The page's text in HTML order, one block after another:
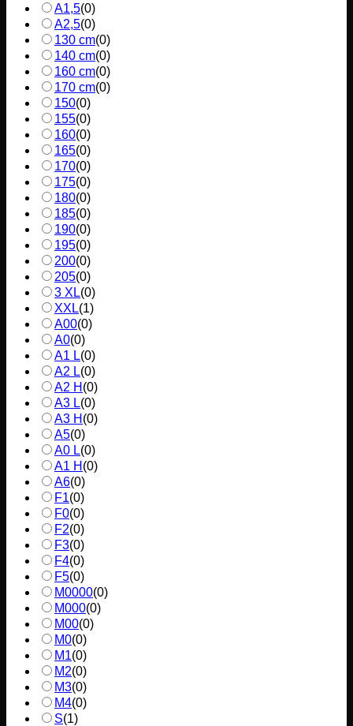
A1,5(0)
A2,5(0)
130 cm(0)
140 cm(0)
160 cm(0)
170 cm(0)
150(0)
155(0)
160(0)
165(0)
170(0)
175(0)
180(0)
185(0)
190(0)
195(0)
200(0)
205(0)
3 XL(0)
XXL(1)
A00(0)
A0(0)
A1 L(0)
A2 L(0)
A2 H (0)
A3 L(0)
A3 H (0)
A5(0)
A0 L(0)
A1 H (0)
A6(0)
F1(0)
F0(0)
F2(0)
F3(0)
F4(0)
F5(0)
M0000(0)
M000(0)
M00(0)
M0(0)
M1(0)
M2(0)
M3(0)
M4(0)
S(1)